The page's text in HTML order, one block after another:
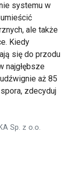
systemu w
ale także
Kiedy
się do przodu
najgłębsze
aż 85
zdecyduj
Sp. z o.o.